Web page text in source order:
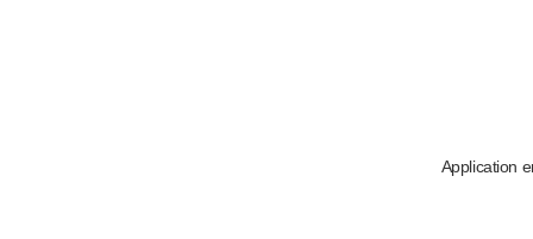
Application